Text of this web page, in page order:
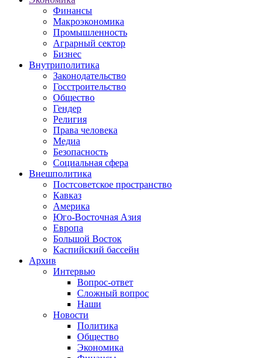
Финансы
Макроэкономика
Промышленность
Аграрный сектор
Бизнес
Внутриполитика
Законодательство
Госстроительство
Общество
Гендер
Религия
Права человека
Медиа
Безопасность
Социальная сфера
Внешполитика
Постсоветское пространство
Кавказ
Америка
Юго-Восточная Азия
Европа
Большой Восток
Каспийский бассейн
Архив
Интервью
Вопрос-ответ
Сложный вопрос
Наши
Новости
Политика
Общество
Экономика